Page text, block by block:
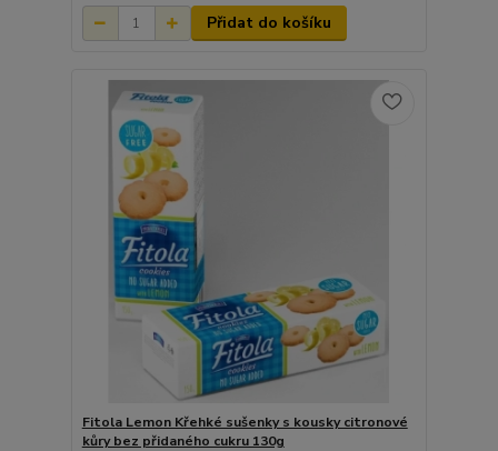
Přidat do košíku
Fitola Lemon Křehké sušenky s kousky citronové
kůry bez přidaného cukru 130g